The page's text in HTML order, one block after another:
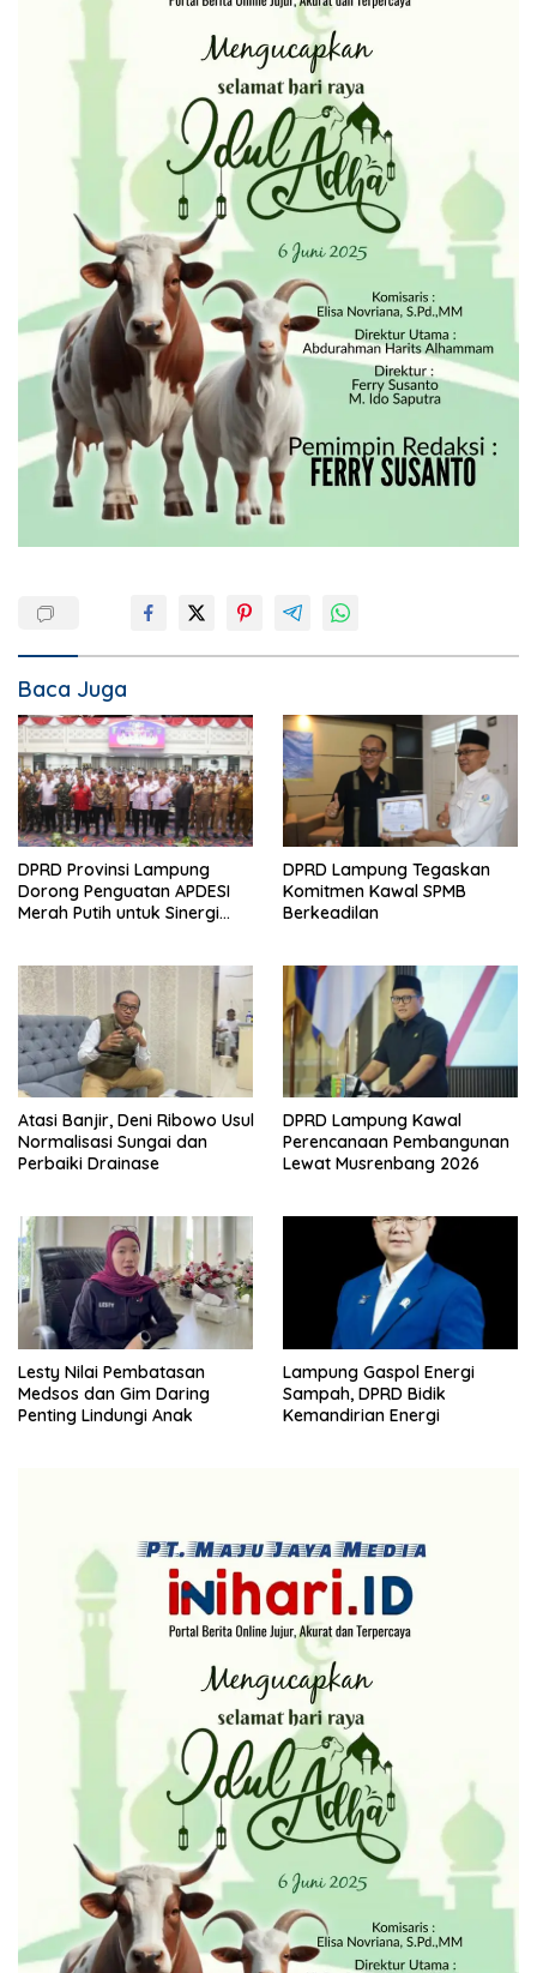
Baca Juga
DPRD Provinsi Lampung
Dorong Penguatan APDESI
Merah Putih untuk Sinergi
DPRD Lampung Tegaskan
Komitmen Kawal SPMB
Berkeadilan
Atasi Banjir, Deni Ribowo Usul
Normalisasi Sungai dan
Perbaiki Drainase
DPRD Lampung Kawal
Perencanaan Pembangunan
Lewat Musrenbang 2026
Lesty Nilai Pembatasan
Medsos dan Gim Daring
Penting Lindungi Anak
Lampung Gaspol Energi
Sampah, DPRD Bidik
Kemandirian Energi